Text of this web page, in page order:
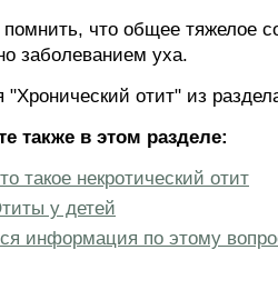
что общее тяжелое
заболеванием уха.
"Хронический отит" из
также в этом разделе:
такое некротический отит
у детей
информация по этому